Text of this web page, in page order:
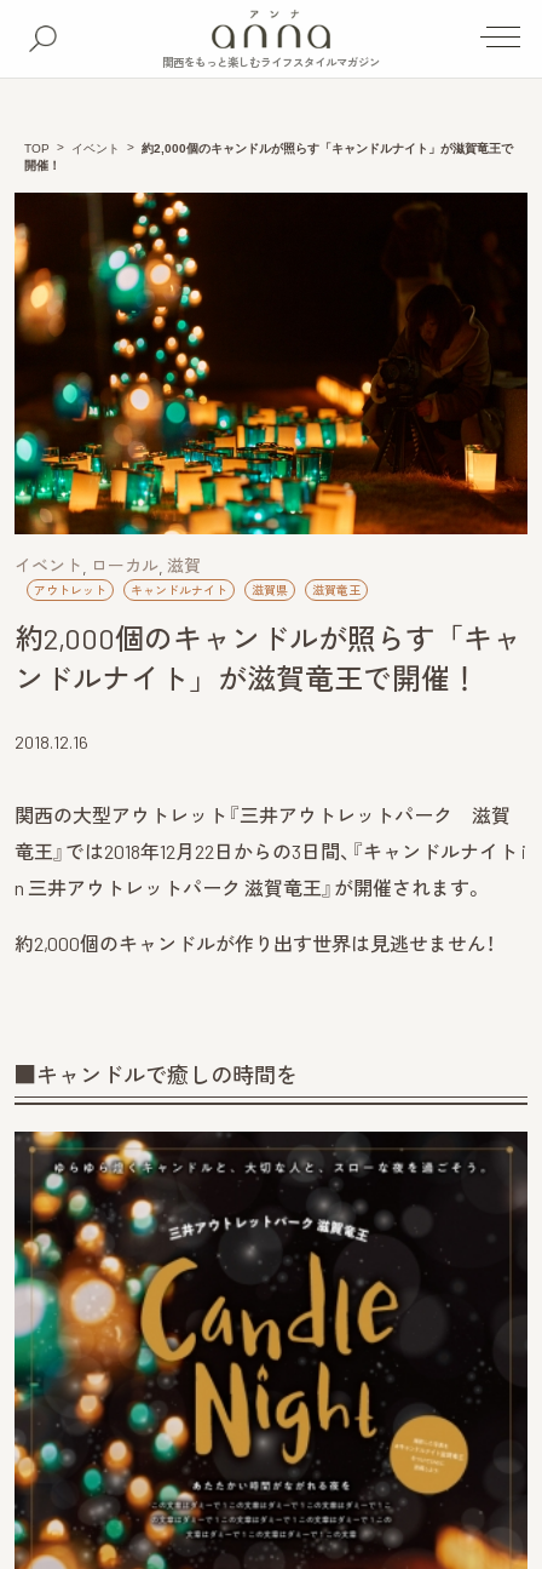
関西をもっと楽しむライフスタイルマガジン
TOP イベント
約2,000個のキャンドルが照らす「キャンドルナイト」が滋賀竜王で
開催！
イベント ローカル 滋賀
アウトレット キャンドルナイト 滋賀県 滋賀竜王
約2,000個のキャンドルが照らす「キャ
ンドルナイト」が滋賀竜王で開催！
2018.12.16
関西の大型アウトレット『三井アウトレットパーク 滋賀
竜王』では2018年12月22日からの3日間、『キャンドルナイト i
n 三井アウトレットパーク 滋賀竜王』が開催されます。
約2,000個のキャンドルが作り出す世界は見逃せません！
■キャンドルで癒しの時間を